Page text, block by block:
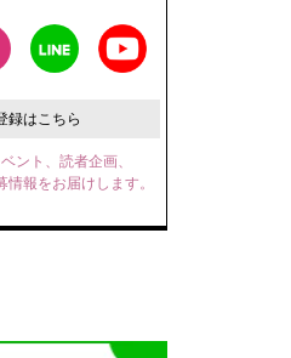
録はこちら
ント、読者企画、
報をお届けします。